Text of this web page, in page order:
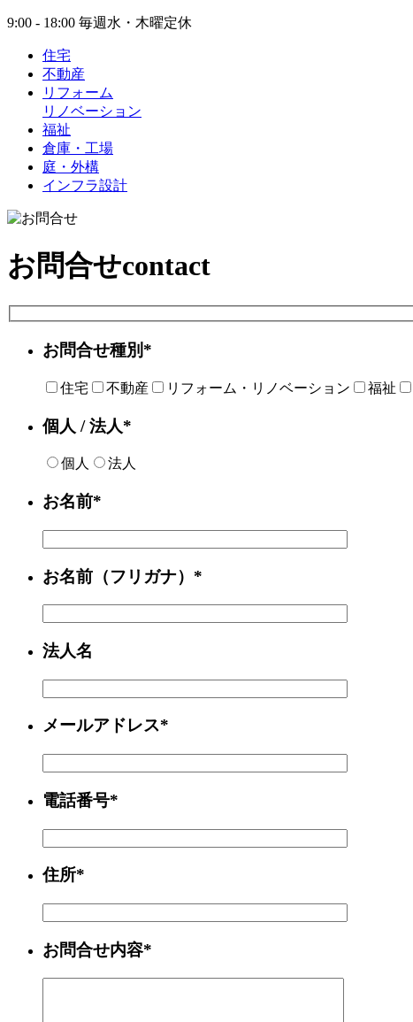
9:00 - 18:00 毎週水・木曜定休
住宅
不動産
リフォーム
リノベーション
福祉
倉庫・工場
庭・外構
インフラ設計
お問合せcontact
お問合せ種別*
住宅 不動産 リフォーム・リノベーション 福祉
個人 / 法人*
個人 法人
お名前*
お名前（フリガナ）*
法人名
メールアドレス*
電話番号*
住所*
お問合せ内容*